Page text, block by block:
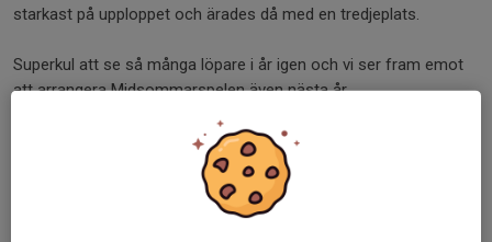
starkast på upploppet och ärades då med en tredjeplats.
Superkul att se så många löpare i år igen och vi ser fram emot
att arrangera Midsommarspelen även nästa år.
Stort tack till alla som var med och gjorde tävlingen möjlig.
Resultaten i sin helhet hittar du här:
Resultat Midsommarspelen 2026